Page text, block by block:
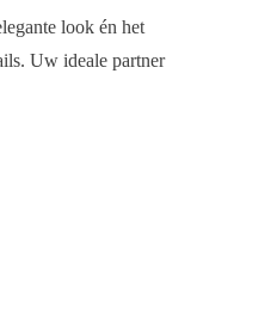
look én het
Uw ideale partner